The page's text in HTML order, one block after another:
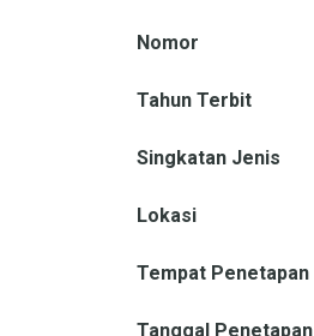
Nomor
Tahun Terbit
Singkatan Jenis
Lokasi
Tempat Penetapan
Tanggal Penetapan